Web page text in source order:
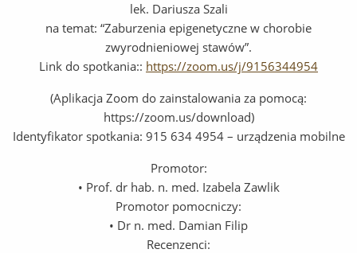
lek. Dariusza Szali
na temat: “Zaburzenia epigenetyczne w chorobie
zwyrodnieniowej stawów”.
Link do spotkania:: https://zoom.us/j/9156344954
(Aplikacja Zoom do zainstalowania za pomocą:
https://zoom.us/download)
Identyfikator spotkania: 915 634 4954 – urządzenia mobilne
Promotor:
• Prof. dr hab. n. med. Izabela Zawlik
Promotor pomocniczy:
• Dr n. med. Damian Filip
Recenzenci: